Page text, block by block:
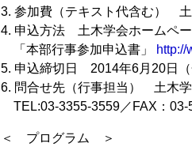
3. 参加費（テキスト代含む）
4. 申込方法 土木学会ホームペ
「本部行事参加申込書」
http://
5. 申込締切日 2014年6月20日（
6. 問合せ先（行事担当） 土木
TEL:03-3355-3559／FAX：03-
＜ プログラム ＞